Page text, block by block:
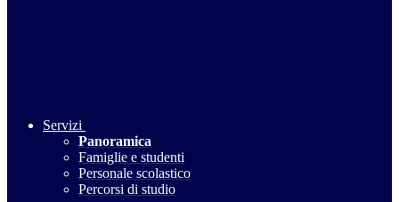
Servizi
Panoramica
Famiglie e studenti
Personale scolastico
Percorsi di studio